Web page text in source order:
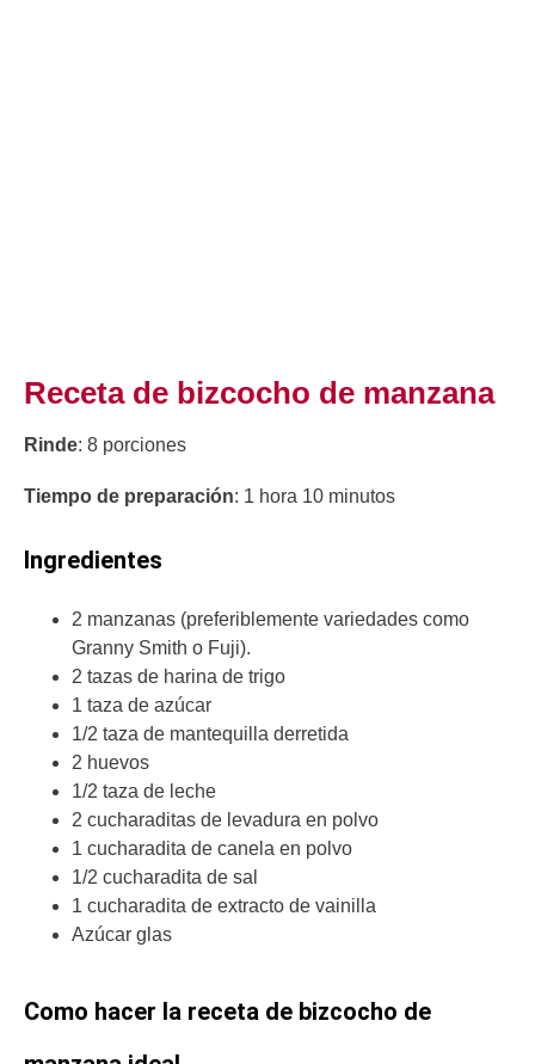
Receta de bizcocho de manzana
Rinde: 8 porciones
Tiempo de preparación: 1 hora 10 minutos
Ingredientes
2 manzanas (preferiblemente variedades como
Granny Smith o Fuji).
2 tazas de harina de trigo
1 taza de azúcar
1/2 taza de mantequilla derretida
2 huevos
1/2 taza de leche
2 cucharaditas de levadura en polvo
1 cucharadita de canela en polvo
1/2 cucharadita de sal
1 cucharadita de extracto de vainilla
Azúcar glas
Como hacer la receta de bizcocho de